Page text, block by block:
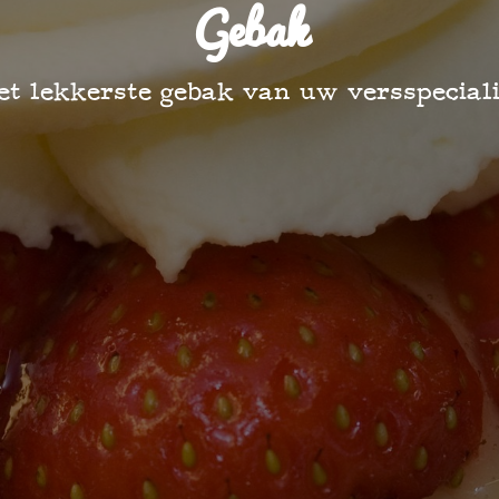
Gebak
lekkerste gebak van uw